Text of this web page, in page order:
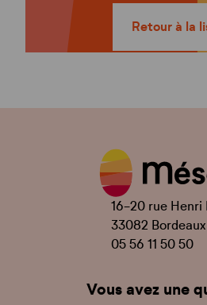
Retour à la
16-20 rue Henri
33082
05 56 11 50 50
Vous avez une